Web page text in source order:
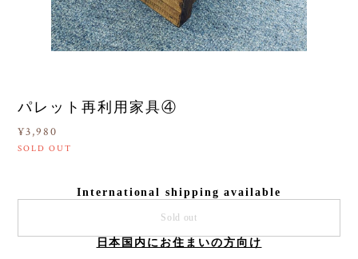
パレット再利用家具④
¥3,980
SOLD OUT
International shipping available
Sold out
日本国内にお住まいの方向け